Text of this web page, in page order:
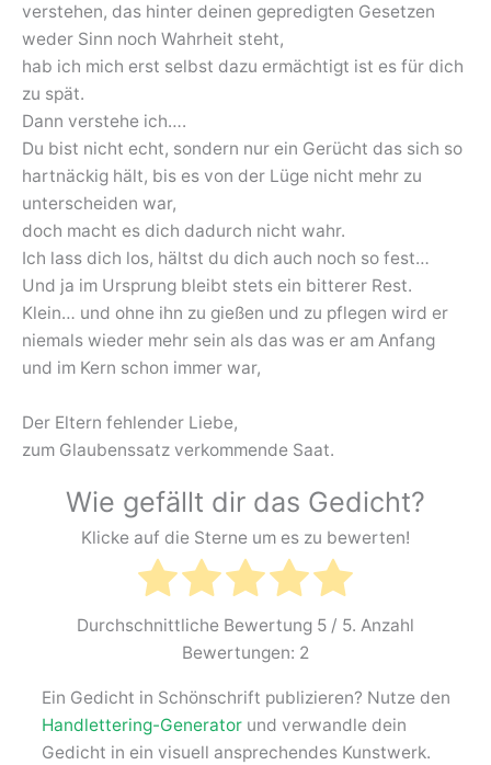
verstehen, das hinter deinen gepredigten Gesetzen
weder Sinn noch Wahrheit steht,
hab ich mich erst selbst dazu ermächtigt ist es für dich
zu spät.
Dann verstehe ich….
Du bist nicht echt, sondern nur ein Gerücht das sich so
hartnäckig hält, bis es von der Lüge nicht mehr zu
unterscheiden war,
doch macht es dich dadurch nicht wahr.
Ich lass dich los, hältst du dich auch noch so fest…
Und ja im Ursprung bleibt stets ein bitterer Rest.
Klein… und ohne ihn zu gießen und zu pflegen wird er
niemals wieder mehr sein als das was er am Anfang
und im Kern schon immer war,
Der Eltern fehlender Liebe,
zum Glaubenssatz verkommende Saat.
Wie gefällt dir das Gedicht?
Klicke auf die Sterne um es zu bewerten!
Durchschnittliche Bewertung 5 / 5. Anzahl
Bewertungen: 2
Ein Gedicht in Schönschrift publizieren? Nutze den
Handlettering-Generatorund verwandle dein
Gedicht in ein visuell ansprechendes Kunstwerk.